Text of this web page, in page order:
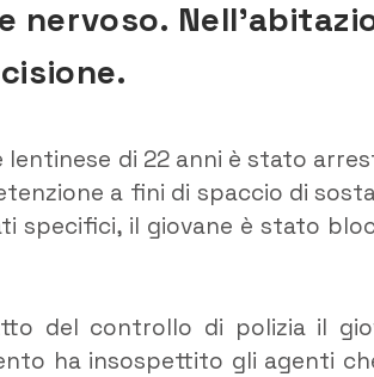
nervoso.
lentinese di 22 anni è stato
a fini di spaccio di
specifici, il giovane è stato
del controllo di polizia il
ha insospettito gli agenti